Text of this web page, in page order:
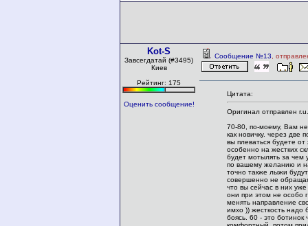
Kot-S
Завсегдатай (#3495)
Киев
Рейтинг: 175
Оценить сообщение!
Сообщение №13 ,
Цитата:
Оригинал отправлен
70-80, по-моему, Вам
как новичку. через две
вы плеваться будете от
особенно на жестких
будет мотылять за чем
по вашему желанию и
точно также лыжи
совершенно не
что вы сейчас в них
они при этом не особо
менять направление
имхо )) жесткость надо
боясь. 60 - это ботинок